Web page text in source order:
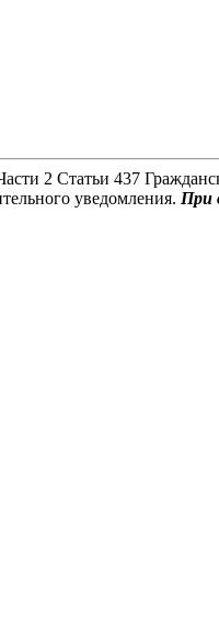
2 Статьи 437
уведомления. При